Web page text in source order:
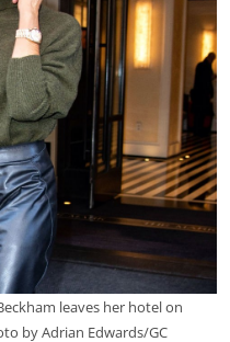
leaves her hotel on
by Adrian Edwards/GC